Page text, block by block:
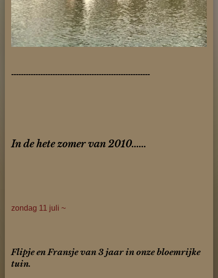
---------------------------------------------------------
In de hete zomer van 2010......
zondag 11 juli ~
Flipje en Fransje van 3 jaar in onze bloemrijke
tuin.